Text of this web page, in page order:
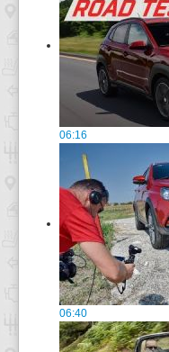
06:16
06:40